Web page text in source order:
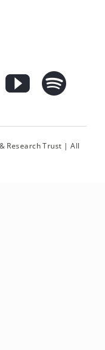
Research Trust | All